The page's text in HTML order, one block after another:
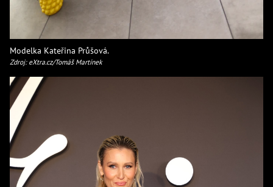
Modelka Kateřina Průšová.
Zdroj: eXtra.cz/Tomáš Martínek